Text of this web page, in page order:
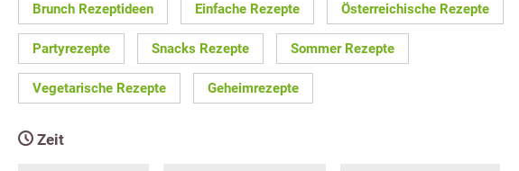
Brunch Rezeptideen Einfache Rezepte Österreichische Rezepte
Partyrezepte Snacks Rezepte Sommer Rezepte
Vegetarische Rezepte Geheimrezepte
Zeit